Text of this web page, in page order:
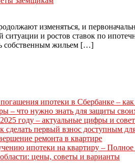
изменяться, и
ситуации и ростов ставок по
собственным жильем […]
ипотеки в Сбербанке – как
– что нужно знать для защиты
году – актуальные цифры и
сделать первый взнос доступным
ремонта в квартире
ипотеки на квартиру – Полное
цены, советы и варианты